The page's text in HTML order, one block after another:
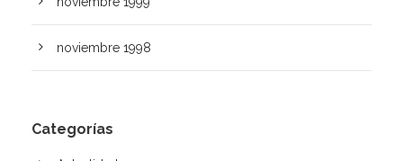
noviembre 1998
Categorías